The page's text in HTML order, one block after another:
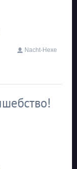
Nacht-Hexe